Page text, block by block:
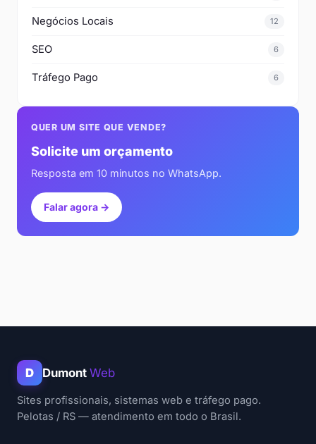
Negócios Locais 12
SEO 6
Tráfego Pago 6
QUER UM SITE QUE VENDE?
Solicite um orçamento
Resposta em 10 minutos no WhatsApp.
Falar agora →
D Dumont Web
Sites profissionais, sistemas web e tráfego pago.
Pelotas / RS — atendimento em todo o Brasil.